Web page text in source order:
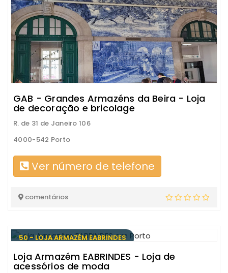
GAB - Grandes Armazéns da Beira - Loja
de decoração e bricolage
R. de 31 de Janeiro 106
4000-542 Porto
Ver número de telefone
comentários
50 - LOJA ARMAZÉM EABRINDES
Loja Armazém EABRINDES - Loja de
acessórios de moda